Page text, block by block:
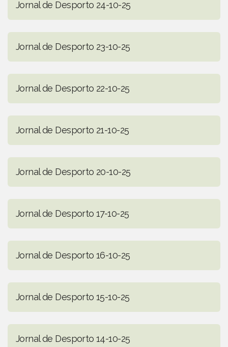
Jornal de Desporto 24-10-25
Jornal de Desporto 23-10-25
Jornal de Desporto 22-10-25
Jornal de Desporto 21-10-25
Jornal de Desporto 20-10-25
Jornal de Desporto 17-10-25
Jornal de Desporto 16-10-25
Jornal de Desporto 15-10-25
Jornal de Desporto 14-10-25